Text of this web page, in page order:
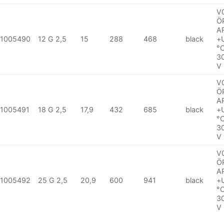
1005490 12 G 2,5 15 288 468 black
V
1005491 18 G 2,5 17,9 432 685 black
V
1005492 25 G 2,5 20,9 600 941 black
V